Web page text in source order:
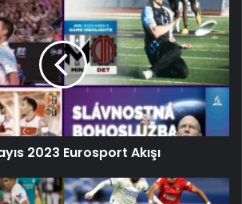
2023 Eurosport Akışı